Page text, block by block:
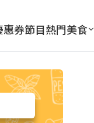
惠券節目熱門美食